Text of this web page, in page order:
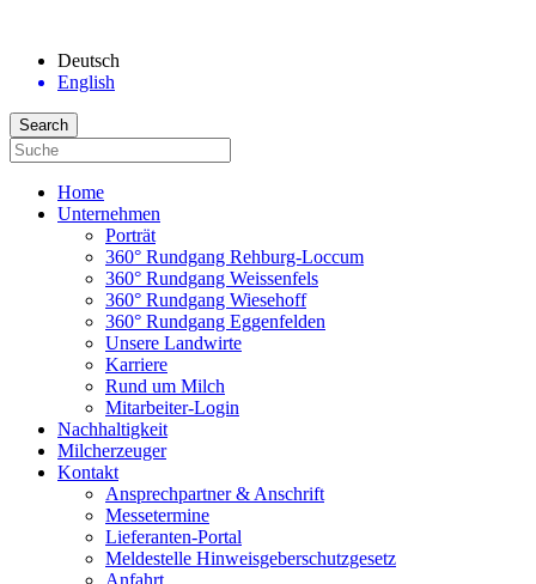
Deutsch
English
Home
Unternehmen
Porträt
360° Rundgang Rehburg-Loccum
360° Rundgang Weissenfels
360° Rundgang Wiesehoff
360° Rundgang Eggenfelden
Unsere Landwirte
Karriere
Rund um Milch
Mitarbeiter-Login
Nachhaltigkeit
Milcherzeuger
Kontakt
Ansprechpartner & Anschrift
Messetermine
Lieferanten-Portal
Meldestelle Hinweisgeberschutzgesetz
Anfahrt